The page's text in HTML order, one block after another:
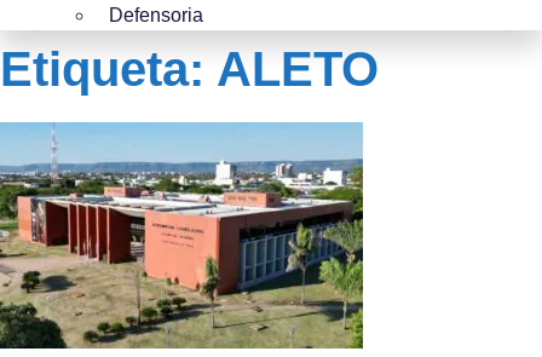
Defensoria
Etiqueta: ALETO